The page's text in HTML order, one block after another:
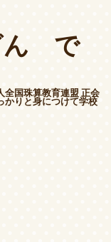
ん で
全国珠算教育連盟 正会
かりと身につけて学校